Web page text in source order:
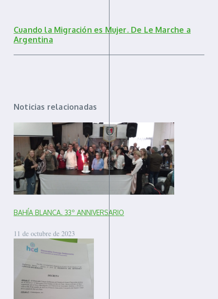
Cuando la Migración es Mujer. De Le Marche a
Argentina
Noticias relacionadas
BAHÍA BLANCA. 33º ANNIVERSARIO
11 de octubre de 2023